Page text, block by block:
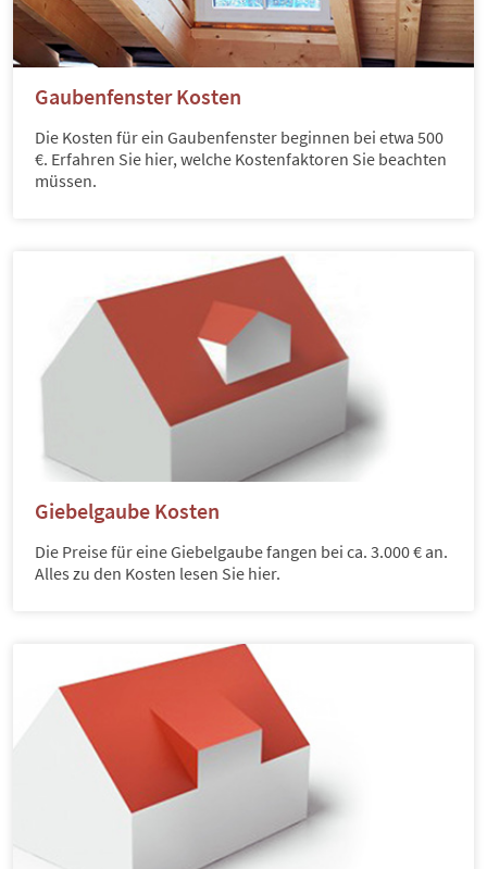
Gaubenfenster Kosten
Die Kosten für ein Gaubenfenster beginnen bei etwa 500
€. Erfahren Sie hier, welche Kostenfaktoren Sie beachten
müssen.
Giebelgaube Kosten
Die Preise für eine Giebelgaube fangen bei ca. 3.000 € an.
Alles zu den Kosten lesen Sie hier.